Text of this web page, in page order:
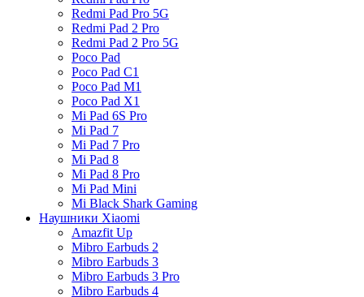
Redmi Pad Pro 5G
Redmi Pad 2 Pro
Redmi Pad 2 Pro 5G
Poco Pad
Poco Pad C1
Poco Pad M1
Poco Pad X1
Mi Pad 6S Pro
Mi Pad 7
Mi Pad 7 Pro
Mi Pad 8
Mi Pad 8 Pro
Mi Pad Mini
Mi Black Shark Gaming
Наушники Xiaomi
Amazfit Up
Mibro Earbuds 2
Mibro Earbuds 3
Mibro Earbuds 3 Pro
Mibro Earbuds 4